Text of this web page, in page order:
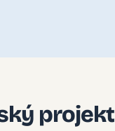
projekt